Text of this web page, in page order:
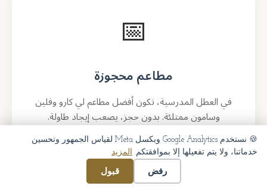
📅
مطاعم محجوزة
في العطل المدرسية، تكون أفضل مطاعم لي كارو وفلين
وسامون ممتلئة. بدون حجز، يصعب إيجاد طاولة.
🍪 نستخدم Google Analytics وبكسل Meta لقياس الجمهور وتحسين
خدماتنا، ولا يتم تفعيلها إلا بموافقتكم. المزيد
رفض قبول